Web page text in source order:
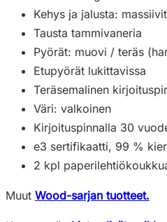
Kehys ja jalusta:
Tausta tammivaneria
Pyörät: muovi / teräs
Etupyörät lukittavissa
Teräsemalinen
Väri: valkoinen
Kirjoituspinnalla 30
e3 sertifikaatti, 99 %
2 kpl
Muut Wood-sarjan tuotteet.